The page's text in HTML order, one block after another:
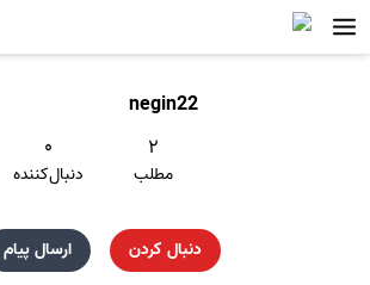
negin22
۲
مطلب
۰
دنبال‌کننده
دنبال کردن ارسال پیام